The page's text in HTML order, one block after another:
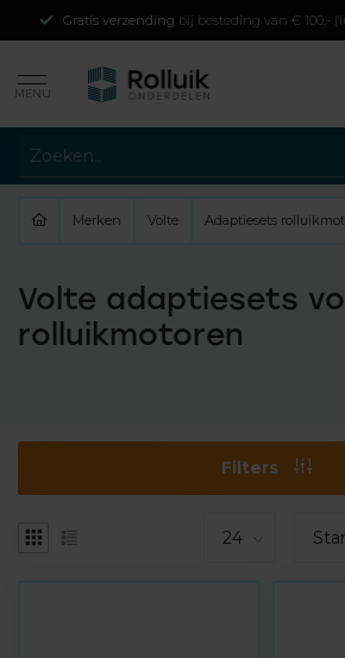
Gratis verzending bij besteding van € 100,-
MENU
Merken Volte Adaptiesets
Volte adaptiesets
rolluikmotoren
Filters